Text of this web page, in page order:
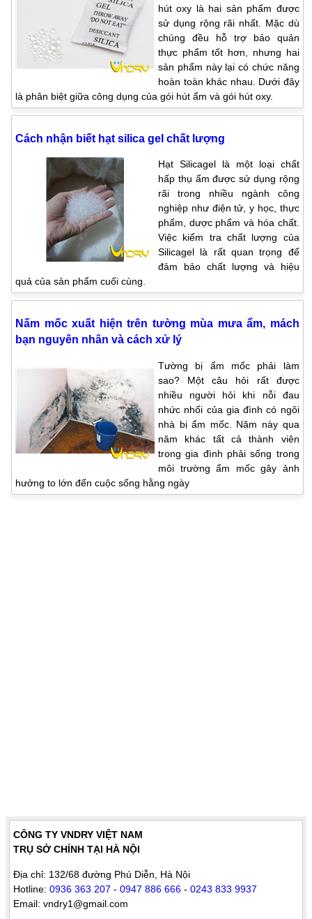
hút oxy là hai sản phẩm được
sử dụng rộng rãi nhất. Mặc dù
chúng đều hỗ trợ bảo quản
thực phẩm tốt hơn, nhưng hai
sản phẩm này lại có chức năng
hoàn toàn khác nhau. Dưới đây
là phân biệt giữa công dụng của gói hút ẩm và gói hút oxy.
Cách nhận biết hạt silica gel chất lượng
Hạt Silicagel là một loại chất
hấp thụ ẩm được sử dụng rộng
rãi trong nhiều ngành công
nghiệp như điện tử, y học, thực
phẩm, dược phẩm và hóa chất.
Việc kiểm tra chất lượng của
Silicagel là rất quan trọng để
đảm bảo chất lượng và hiệu
quả của sản phẩm cuối cùng.
Nấm mốc xuất hiện trên tường mùa mưa ẩm, mách
bạn nguyên nhân và cách xử lý
Tường bị ẩm mốc phải làm
sao? Một câu hỏi rất được
nhiều người hỏi khi nỗi đau
nhức nhối của gia đình có ngôi
nhà bị ẩm mốc. Năm này qua
năm khác tất cả thành viên
trong gia đình phải sống trong
môi trường ẩm mốc gây ảnh
hưởng to lớn đến cuộc sống hằng ngày
CÔNG TY VNDRY VIỆT NAM
TRỤ SỞ CHÍNH TẠI HÀ NỘI
Địa chỉ: 132/68 đường Phú Diễn, Hà Nội
Hotline: 0936 363 207 - 0947 886 666 - 0243 833 9937
Email: vndry1@gmail.com